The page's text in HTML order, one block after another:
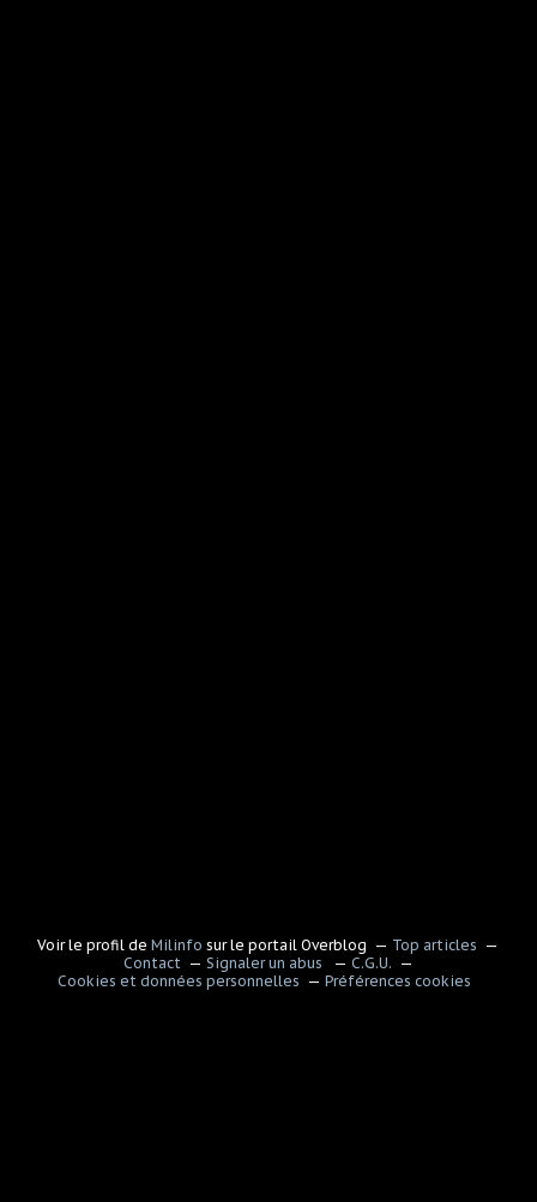
Voir le profil deMilinfo sur le portail Overblog
Top articles
Contact
Signaler un abus
C.G.U.
Cookies et données personnelles
Préférences cookies